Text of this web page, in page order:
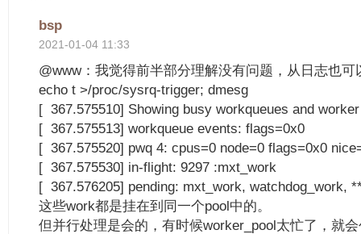
bsp
2021-01-04 11:33
@www：我觉得前半部分理解没有问题，从日志也可
echo t >/proc/sysrq-trigger; dmesg
[ 367.575510] Showing busy workqueues and
[ 367.575513] workqueue events: flags=0x0
[ 367.575520] pwq 4: cpus=0 node=0 flags=0x0
[ 367.575530] in-flight: 9297 :mxt_work
[ 367.576205] pending: mxt_work, watchdog_work,
这些work都是挂在到同一个pool中的。
但并行处理是会的，有时候worker_pool太忙了，就